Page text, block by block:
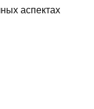
аспектах